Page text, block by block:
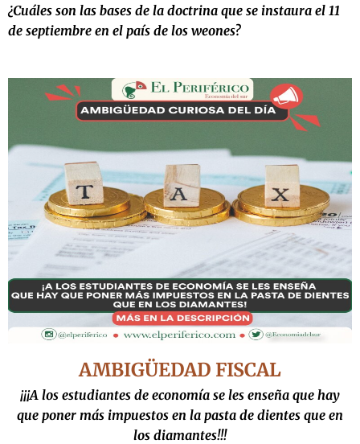
¿Cuáles son las bases de la doctrina que se instaura el 11
de septiembre en el país de los weones?
AMBIGÜEDAD FISCAL
¡¡¡A los estudiantes de economía se les enseña que hay
que poner más impuestos en la pasta de dientes que en
los diamantes!!!